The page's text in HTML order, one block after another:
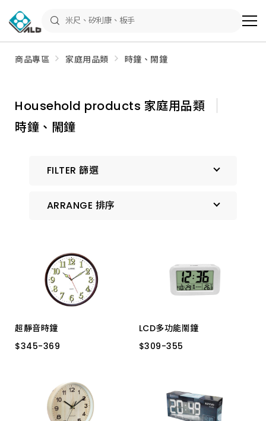
Shop
商
專
具、
商品專區 家庭用品類 時鐘、閙鐘
Household products 家庭用品類
時鐘、閙鐘
FILTER 篩選
ARRANGE 排序
上架時間 由新到舊
上架時間 由舊到新
產品價格 從低到高
超靜音時鐘
$345-369
$345-369
LCD多功能鬧鐘
$309-355
$309-355